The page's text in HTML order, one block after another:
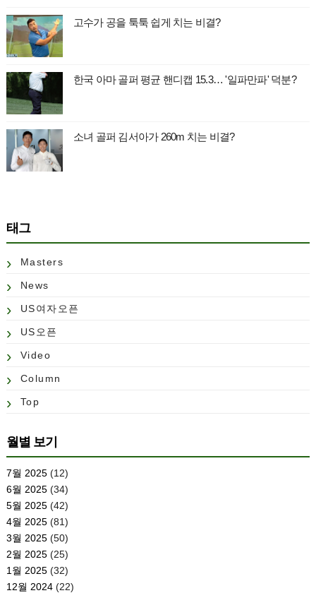
고수가 공을 툭툭 쉽게 치는 비결?
한국 아마 골퍼 평균 핸디캡 15.3… '일파만파' 덕분?
소녀 골퍼 김서아가 260m 치는 비결?
태그
Masters
News
US여자오픈
US오픈
Video
Column
Top
월별 보기
7월 2025(12)
6월 2025(34)
5월 2025(42)
4월 2025(81)
3월 2025(50)
2월 2025(25)
1월 2025(32)
12월 2024(22)